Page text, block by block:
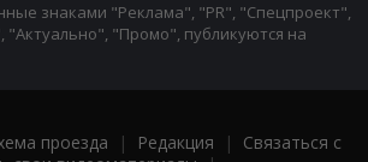
знаками "Реклама", "PR", "Спецпроект",
"Актуально", "Промо", публикуются на
проезда | Редакция | Связаться с